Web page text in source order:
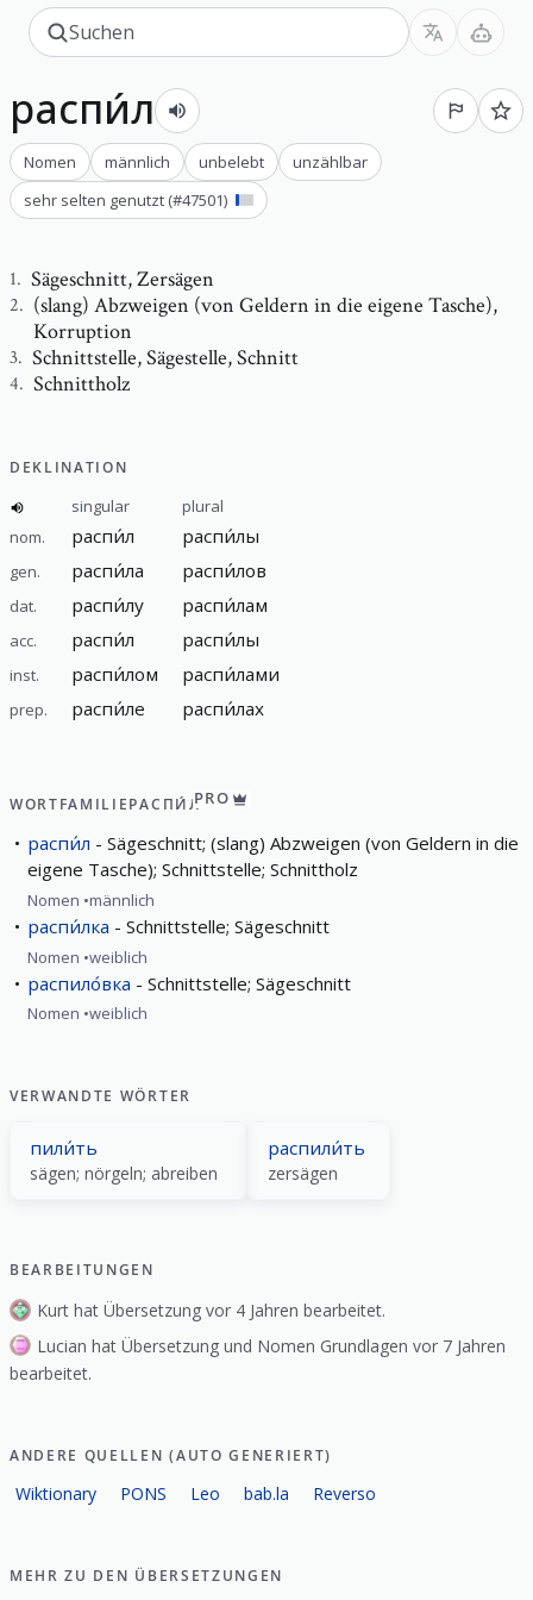
распи́л
Nomen männlich unbelebt
unzählbar
sehr selten genutzt (#47501)
1. Sägeschnitt,Zersägen
2. (slang) Abzweigen (von Geldern in die eigene Tasche),
Korruption
3. Schnittstelle,Sägestelle, Schnitt
4. Schnittholz
DEKLINATION
singular
plural
nom.
распи́л распи́лы
gen. распи́ла распи́лов
dat. распи́лу распи́лам
acc. распи́л распи́лы
inst. распи́лом распи́лами
prep. распи́ле распи́лах
WORTFAMILIEРАСПИ́ЛPRO
распи́л
Sägeschnitt; (slang) Abzweigen (von Geldern in die
eigene Tasche); Schnittstelle; Schnittholz
Nomen männlich
распи́лка Schnittstelle; Sägeschnitt
Nomen weiblich
распило́вка Schnittstelle; Sägeschnitt
Nomen weiblich
VERWANDTE WÖRTER
пили́ть
sägen; nörgeln; abreiben
распили́ть
zersägen
BEARBEITUNGEN
Kurt hat Übersetzung vor 4 Jahren bearbeitet.
Lucian hat Übersetzung und Nomen Grundlagen vor 7 Jahren
bearbeitet.
ANDERE QUELLEN (AUTO GENERIERT)
Wiktionary PONS Leo bab.la Reverso
MEHR ZU DEN ÜBERSETZUNGEN